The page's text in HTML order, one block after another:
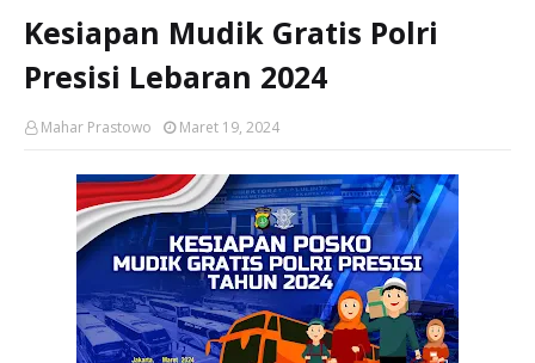
Kesiapan Mudik Gratis Polri
Presisi Lebaran 2024
Mahar Prastowo Maret 19, 2024